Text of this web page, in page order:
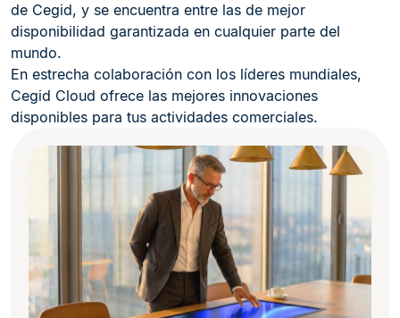
de Cegid, y se encuentra entre las de mejor
disponibilidad garantizada en cualquier parte del
mundo.
En estrecha colaboración con los líderes mundiales,
Cegid Cloud ofrece las mejores innovaciones
disponibles para tus actividades comerciales.